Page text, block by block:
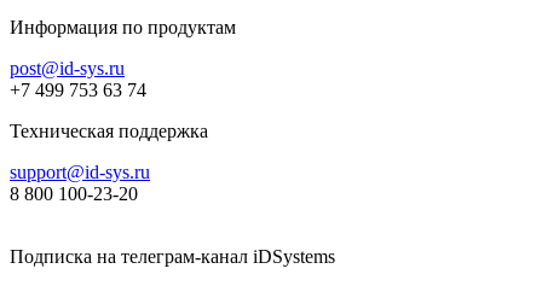
Информация по продуктам
post@id-sys.ru
+7 499 753 63 74
Техническая поддержка
support@id-sys.ru
8 800 100-23-20
Подписка на телеграм-канал iDSystems